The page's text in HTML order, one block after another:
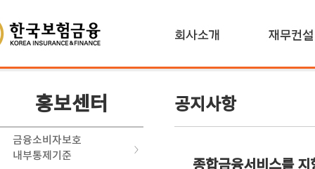
홍보센터
금융소비자보호
내부통제기준
공지사항
종합금융서비스를